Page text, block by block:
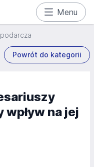
Menu
Powrót do kategorii
wpływ na jej